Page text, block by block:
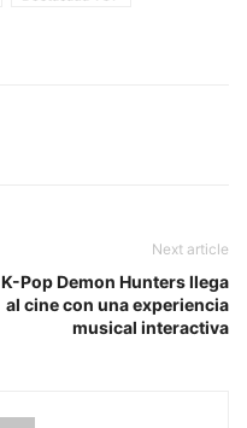
Next article
K-Pop Demon Hunters llega
al cine con una experiencia
musical interactiva